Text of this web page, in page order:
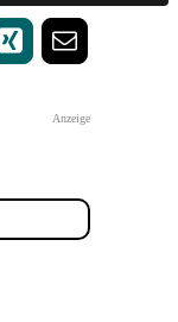
Anzeige